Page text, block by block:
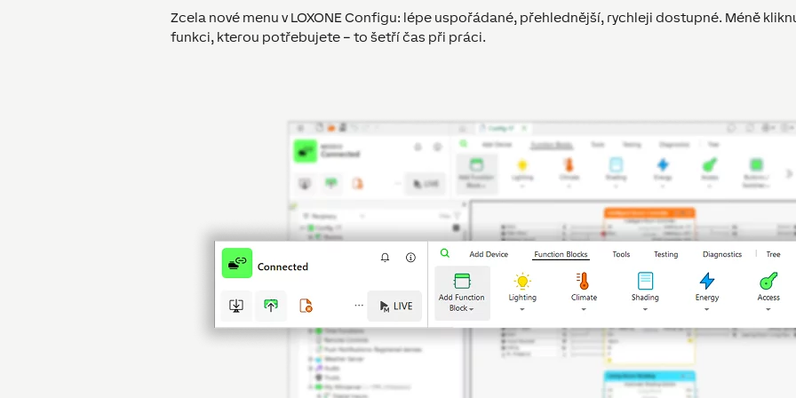
Zcela nové menu v LOXONE Configu: lépe uspořádané, přehlednější, rychleji dostupné. Méně
funkci, kterou potřebujete – to šetří čas při práci.